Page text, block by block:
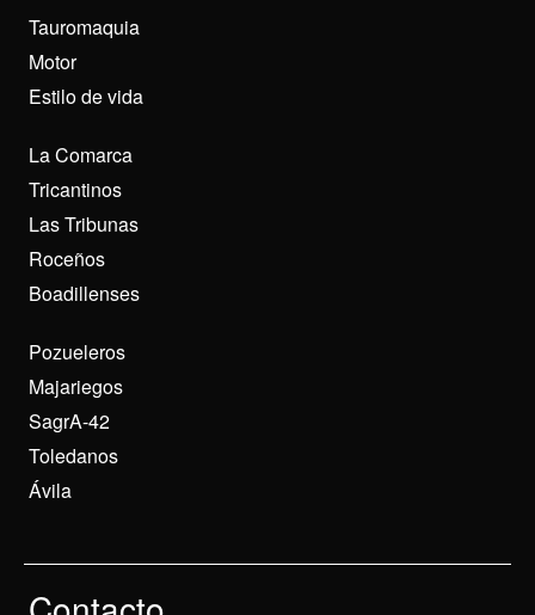
Tauromaquia
Motor
Estilo de vida
La Comarca
Tricantinos
Las Tribunas
Roceños
Boadillenses
Pozueleros
Majariegos
SagrA-42
Toledanos
Ávila